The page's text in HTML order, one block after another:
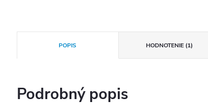
POPIS HODNOTENIE (1)
Podrobný popis